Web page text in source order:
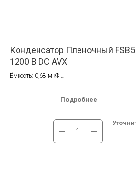
Конденсатор Пленочный
1200 В DC AVX
Ёмкость: 0,68 мкФ
В наличии на складе в Москве. Бесплатная
Подробнее